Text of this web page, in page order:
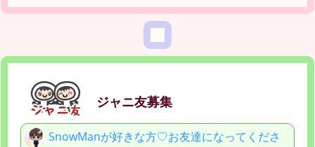
ジャニ友募集
SnowManが好きな方♡お友達になってくださ